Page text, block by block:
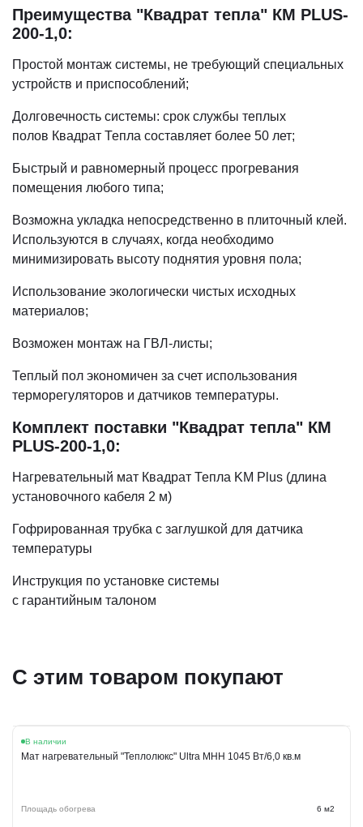
Преимущества "Квадрат тепла" КМ PLUS-
200-1,0:
Простой монтаж системы, не требующий специальных
устройств и приспособлений;
Долговечность системы: срок службы теплых
полов Квадрат Тепла составляет более 50 лет;
Быстрый и равномерный процесс прогревания
помещения любого типа;
Возможна укладка непосредственно в плиточный клей.
Используются в случаях, когда необходимо
минимизировать высоту поднятия уровня пола;
Использование экологически чистых исходных
материалов;
Возможен монтаж на ГВЛ-листы;
Теплый пол экономичен за счет использования
терморегуляторов и датчиков температуры.
Комплект поставки "Квадрат тепла" КМ
PLUS-200-1,0:
Нагревательный мат Квадрат Тепла KM Plus (длина
установочного кабеля 2 м)
Гофрированная трубка с заглушкой для датчика
температуры
Инструкция по установке системы
c гарантийным талоном
С этим товаром покупают
В наличии
Мат нагревательный "Теплолюкс" Ultra МНН 1045 Вт/6,0 кв.м
Площадь обогрева 6 м2